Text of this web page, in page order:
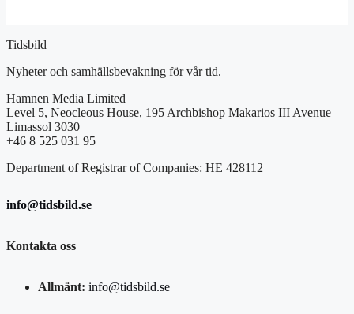
Tidsbild
Nyheter och samhällsbevakning för vår tid.
Hamnen Media Limited
Level 5, Neocleous House, 195 Archbishop Makarios III Avenue
Limassol 3030
+46 8 525 031 95
Department of Registrar of Companies: HE 428112
info@tidsbild.se
Kontakta oss
Allmänt: info@tidsbild.se